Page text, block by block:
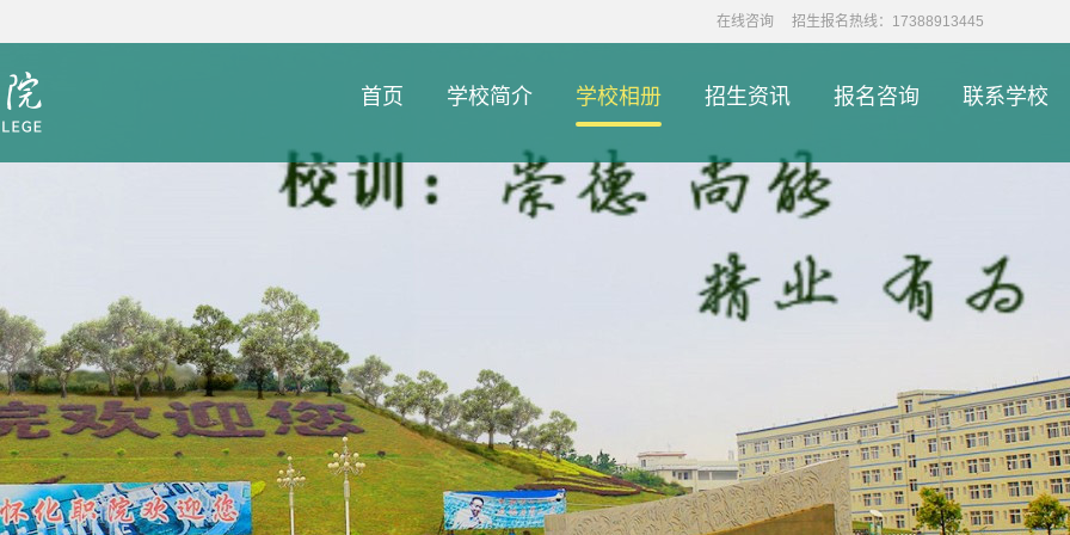
在线咨询 招生报名热线：17388913445
首页 学校简介 学校相册 招生资讯 报名咨询 联系学校